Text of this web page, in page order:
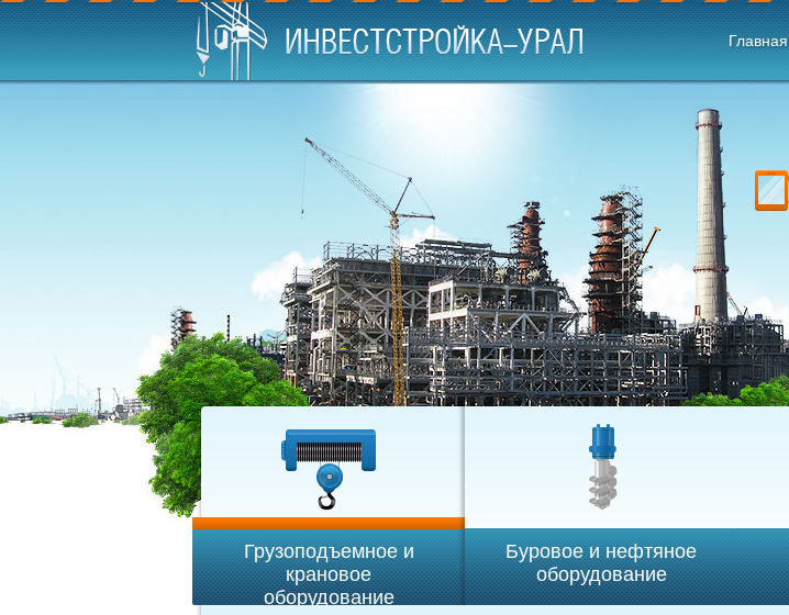
Главная
Грузоподъемное и
крановое
оборудование
Буровое и нефтяное
оборудование